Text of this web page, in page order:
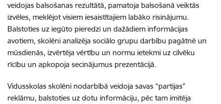
veidojas balsošanas rezultātā, pamatoja balsošanā veiktās
izvēles, meklējot visiem iesaistītajiem labāko risinājumu.
Balstoties uz iegūto pieredzi un dažādiem informācijas
avotiem, skolēni analizēja sociālo grupu darbību pagātnē un
mūsdienās, izvērtēja vērtību un normu ietekmi uz cilvēku
rīcību un apkopoja secinājumus prezentācijā.
Vidusskolas skolēni nodarbībā veidoja savas “partijas”
reklāmu, balstoties uz dotu informāciju, pēc tam imitēja